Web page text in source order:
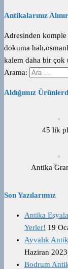
Antikalarınız
Adresinden
dokuma
kalem daha bir çok
Arama:
Aldığımız
45 lik
Antika
Son Yazılarımız
Antika
Yerler! 19
Ayvalık
Haziran 2023
Bodrum